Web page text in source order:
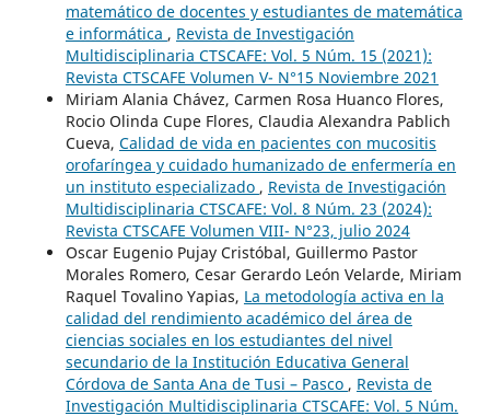
matemático de docentes y estudiantes de matemática
e informática , Revista de Investigación
Multidisciplinaria CTSCAFE: Vol. 5 Núm. 15 (2021):
Revista CTSCAFE Volumen V- N°15 Noviembre 2021
Miriam Alania Chávez, Carmen Rosa Huanco Flores,
Rocio Olinda Cupe Flores, Claudia Alexandra Pablich
Cueva, Calidad de vida en pacientes con mucositis
orofaríngea y cuidado humanizado de enfermería en
un instituto especializado , Revista de Investigación
Multidisciplinaria CTSCAFE: Vol. 8 Núm. 23 (2024):
Revista CTSCAFE Volumen VIII- N°23, julio 2024
Oscar Eugenio Pujay Cristóbal, Guillermo Pastor
Morales Romero, Cesar Gerardo León Velarde, Miriam
Raquel Tovalino Yapias, La metodología activa en la
calidad del rendimiento académico del área de
ciencias sociales en los estudiantes del nivel
secundario de la Institución Educativa General
Córdova de Santa Ana de Tusi – Pasco , Revista de
Investigación Multidisciplinaria CTSCAFE: Vol. 5 Núm.